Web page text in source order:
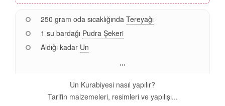
250 gram oda sıcaklığında Tereyağı
1 su bardağı Pudra Şekeri
Aldığı kadar Un
...
Un Kurabiyesi nasıl yapılır?
Tarifin malzemeleri, resimleri ve yapılışı...